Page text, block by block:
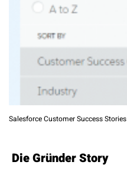
Salesforce Customer Success Stories
Die Gründer Story